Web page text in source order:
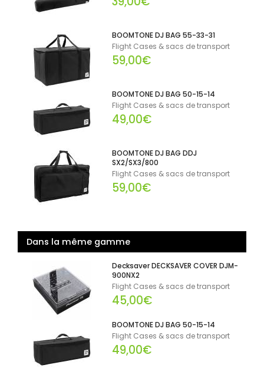
BOOMTONE DJ BAG 55-33-31
Flight Cases & sacs de transport
59,00€
BOOMTONE DJ BAG 50-15-14
Flight Cases & sacs de transport
49,00€
BOOMTONE DJ BAG DDJ
SX2/SX3/800
Flight Cases & sacs de transport
59,00€
Dans la même gamme
Decksaver DECKSAVER COVER DJM-
900NX2
Flight Cases & sacs de transport
45,00€
BOOMTONE DJ BAG 50-15-14
Flight Cases & sacs de transport
49,00€